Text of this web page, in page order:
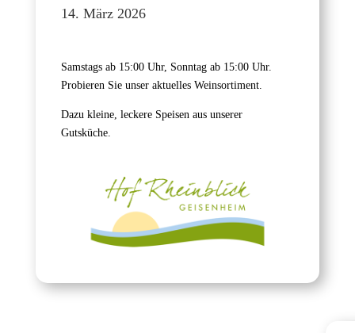
14. März 2026
Samstags ab 15:00 Uhr, Sonntag ab 15:00 Uhr.
Probieren Sie unser aktuelles Weinsortiment.
Dazu kleine, leckere Speisen aus unserer
Gutsküche.